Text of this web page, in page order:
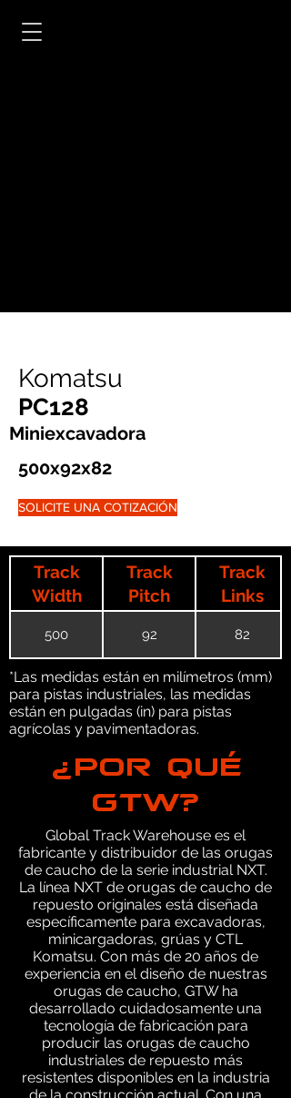
Komatsu
PC128
Miniexcavadora
500x92x82
SOLICITE UNA COTIZACIÓN
Track
Width
Track
Pitch
Track
Links
500 92 82
*Las medidas están en milímetros (mm)
para pistas industriales, las medidas
están en pulgadas (in) para pistas
agrícolas y pavimentadoras.
¿POR QUÉ
GTW?
Global Track Warehouse es el
fabricante y distribuidor de las orugas
de caucho de la serie industrial NXT.
La línea NXT de orugas de caucho de
repuesto originales está diseñada
específicamente para excavadoras,
minicargadoras, grúas y CTL
Komatsu. Con más de 20 años de
experiencia en el diseño de nuestras
orugas de caucho, GTW ha
desarrollado cuidadosamente una
tecnología de fabricación para
producir las orugas de caucho
industriales de repuesto más
resistentes disponibles en la industria